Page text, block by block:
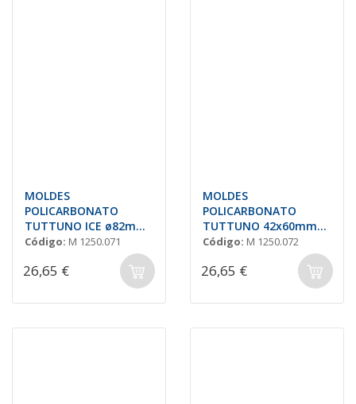
MOLDES
POLICARBONATO
TUTTUNO ICE ø82mm
"SELMI OSI22"
Código: M 1250.071
26,65 €
MOLDES
POLICARBONATO
TUTTUNO 42x60mm
"SELMI OSI23"
Código: M 1250.072
26,65 €